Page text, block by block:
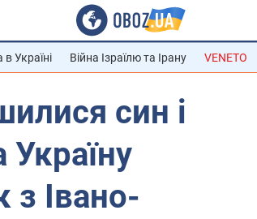
в Україні Війна Ізраїлю та Ірану VENETO
син і
Україну
з Івано-